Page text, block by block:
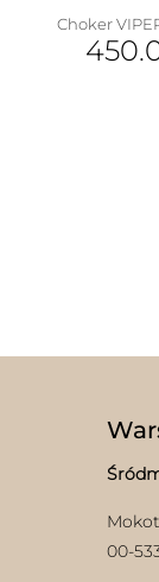
Choker
00-